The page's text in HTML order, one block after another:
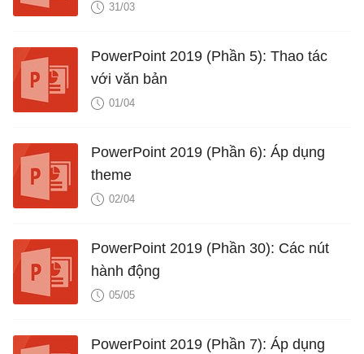
31/03
PowerPoint 2019 (Phần 5): Thao tác
với văn bản
01/04
PowerPoint 2019 (Phần 6): Áp dụng
theme
02/04
PowerPoint 2019 (Phần 30): Các nút
hành động
05/05
PowerPoint 2019 (Phần 7): Áp dụng